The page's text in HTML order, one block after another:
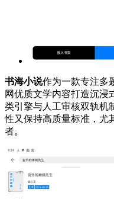
书海小说作为一款专注多
网优质文学内容打造沉浸
类引擎与人工审核双轨机
性又保持高质量标准，尤
者。